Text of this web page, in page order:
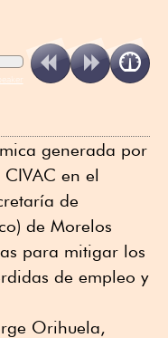
generada por
en el
de
de Morelos
para mitigar los
de empleo y
Orihuela,